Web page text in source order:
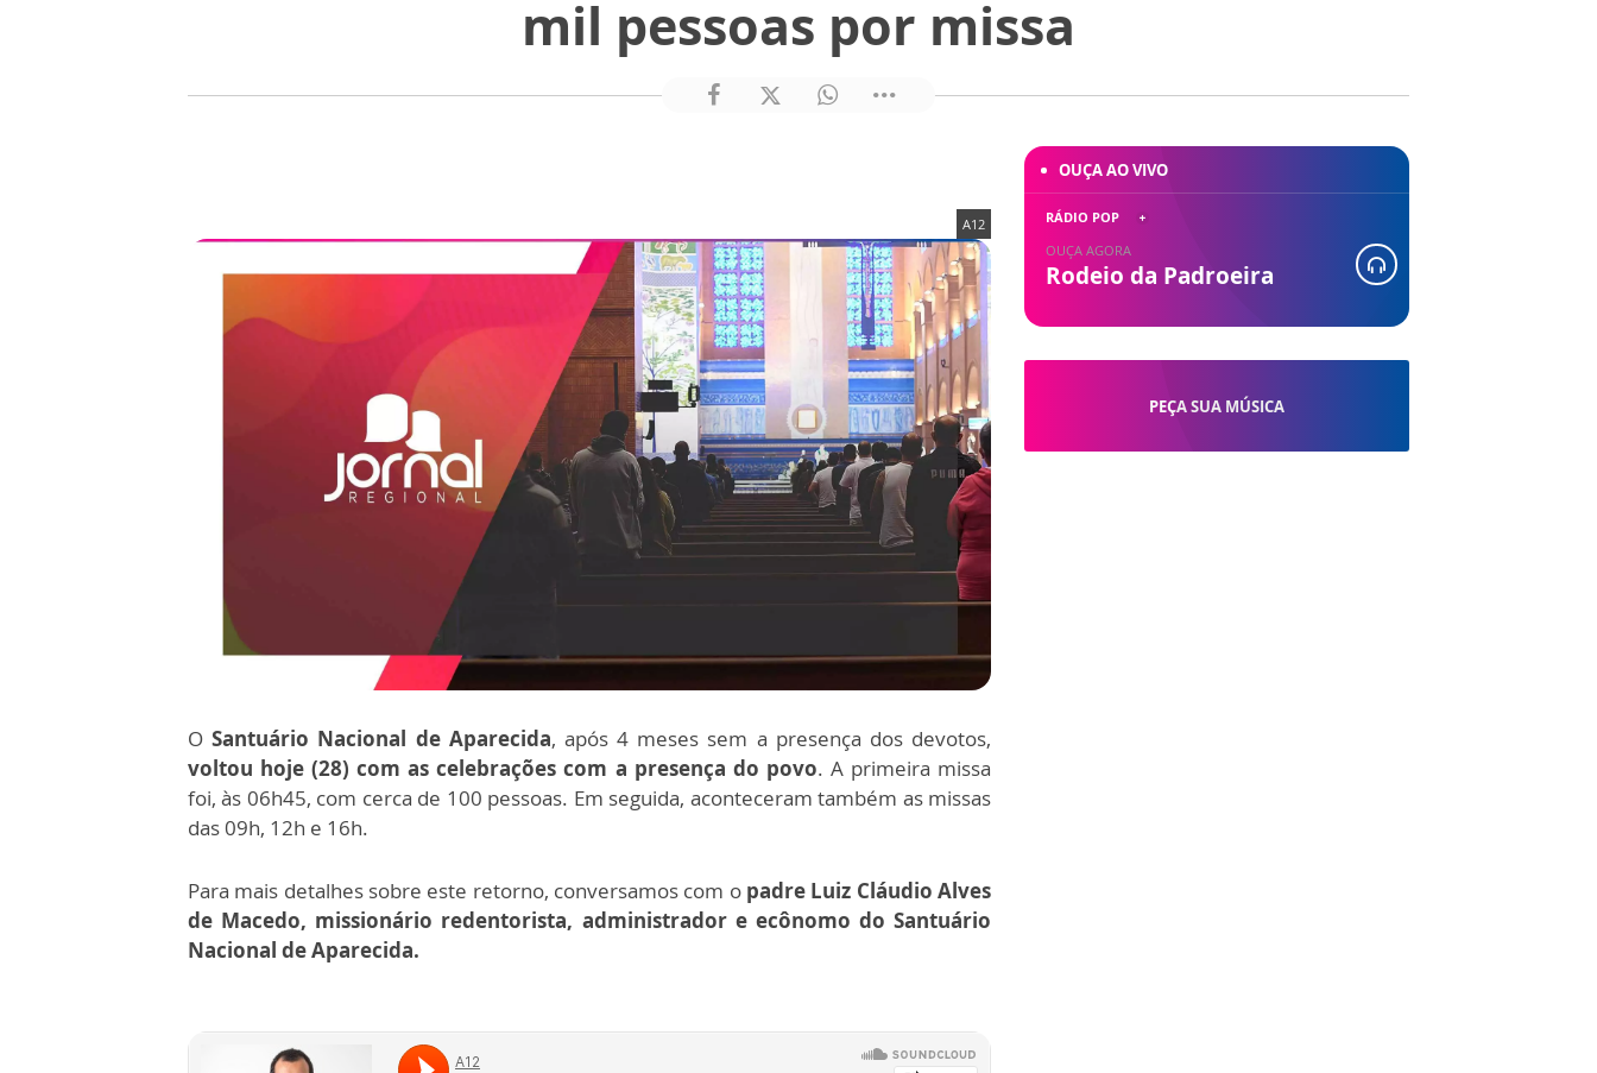
mil pessoas por missa
A12
OSantuário Nacional de Aparecida, após 4 meses sem a presença dos devotos,
voltou hoje (28) com as celebrações com a presença do povo. A primeira missa
foi, às 06h45, com cerca de 100 pessoas. Em seguida, aconteceram também as missas
das 09h, 12h e 16h.
Para mais detalhes sobre este retorno, conversamos com o padre Luiz Cláudio Alves
de Macedo, missionário redentorista, administrador e ecônomo do Santuário
Nacional de Aparecida.
PEÇA SUA MÚSICA
OUÇA AO VIVO
RÁDIO POP
OUÇA AGORA
Rodeio da Padroeira